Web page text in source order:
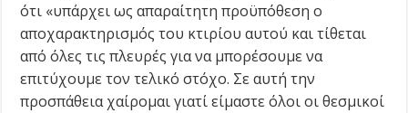
ότι «υπάρχει ως απαραίτητη προϋπόθεση ο
αποχαρακτηρισμός του κτιρίου αυτού και τίθεται
από όλες τις πλευρές για να μπορέσουμε να
επιτύχουμε τον τελικό στόχο. Σε αυτή την
προσπάθεια χαίρομαι γιατί είμαστε όλοι οι θεσμικοί